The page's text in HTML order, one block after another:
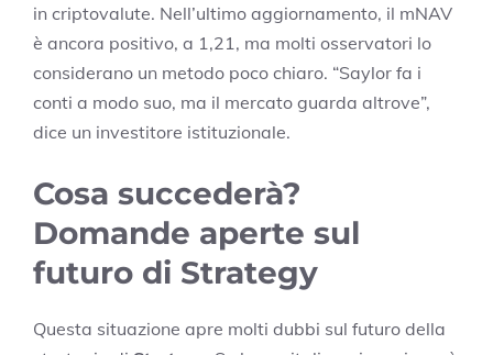
in criptovalute. Nell’ultimo aggiornamento, il mNAV
è ancora positivo, a 1,21, ma molti osservatori lo
considerano un metodo poco chiaro. “Saylor fa i
conti a modo suo, ma il mercato guarda altrove”,
dice un investitore istituzionale.
Cosa succederà?
Domande aperte sul
futuro di Strategy
Questa situazione apre molti dubbi sul futuro della